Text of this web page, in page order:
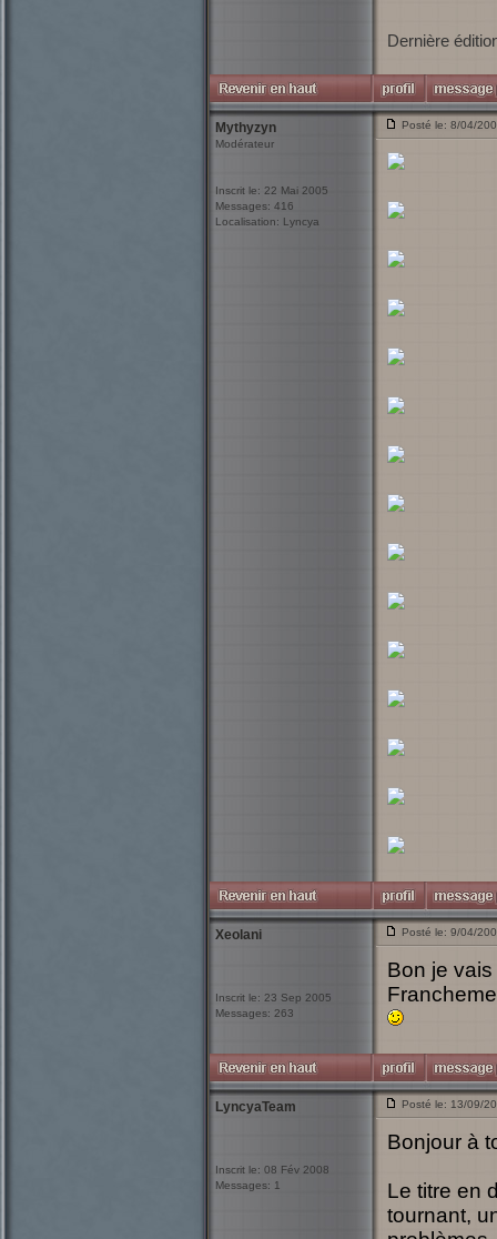
Dernière
Mythyzyn
Modérateur
Inscrit le: 22 Mai 2005
Messages: 416
Localisation: Lyncya
Posté le: 8/04/
Xeolani
Inscrit le: 23 Sep 2005
Messages: 263
Posté le: 9/04/
Bon je
LyncyaTeam
Inscrit le: 08 Fév 2008
Messages: 1
Posté le: 13/09/
Bonjour à
Le titre en
tournant,